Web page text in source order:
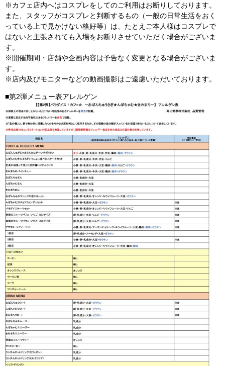
※カフェ店内へはコスプレをしてのご利用はお断りしております。
また、スタッフがコスプレと判断するもの（一般の日常生活をおく
っている上で見かけない格好等）は、たとえご本人様はコスプレで
はないと主張されても入場をお断りさせていただく場合がございま
す。
※開催期間・店舗や企画内容は予告なく変更となる場合がございま
す。
※店内及びモニターなどの動画撮影はご遠慮いただいております。
■第2弾メニュー表アレルゲン